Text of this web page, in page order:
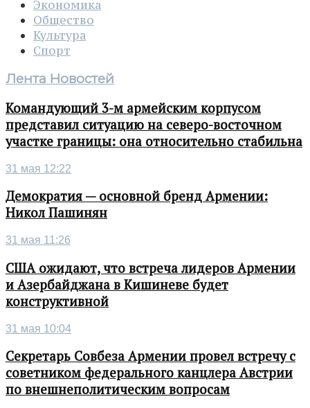
Экономика
Общество
Культура
Спорт
Лента Новостей
Командующий 3-м армейским корпусом
представил ситуацию на северо-восточном
участке границы: она относительно стабильна
31 мая 12:22
Демократия — основной бренд Армении:
Никол Пашинян
31 мая 11:26
США ожидают, что встреча лидеров Армении
и Азербайджана в Кишиневе будет
конструктивной
31 мая 10:04
Секретарь Совбеза Армении провел встречу с
советником федерального канцлера Австрии
по внешнеполитическим вопросам